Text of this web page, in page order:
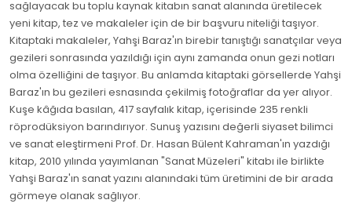
sağlayacak bu toplu kaynak kitabın sanat alanında üretilecek
yeni kitap, tez ve makaleler için de bir başvuru niteliği taşıyor.
Kitaptaki makaleler, Yahşi Baraz'ın birebir tanıştığı sanatçılar veya
gezileri sonrasında yazıldığı için aynı zamanda onun gezi notları
olma özelliğini de taşıyor. Bu anlamda kitaptaki görsellerde Yahşi
Baraz'ın bu gezileri esnasında çekilmiş fotoğraflar da yer alıyor.
Kuşe kâğıda basılan, 417 sayfalık kitap, içerisinde 235 renkli
röprodüksiyon barındırıyor. Sunuş yazısını değerli siyaset bilimci
ve sanat eleştirmeni Prof. Dr. Hasan Bülent Kahraman'ın yazdığı
kitap, 2010 yılında yayımlanan "Sanat Müzeleri" kitabı ile birlikte
Yahşi Baraz'ın sanat yazını alanındaki tüm üretimini de bir arada
görmeye olanak sağlıyor.